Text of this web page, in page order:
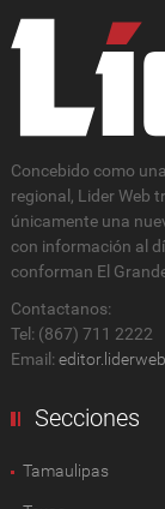
Concebido como
regional, Lider Web
únicamente una
con información al
conforman El
Contactanos:
Tel: (867) 711 2222
Email:
Secciones
Tamaulipas